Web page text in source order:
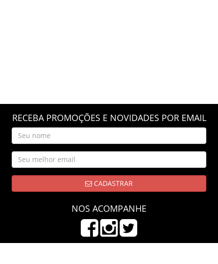
RECEBA PROMOÇÕES E NOVIDADES POR EMAIL
CADASTRAR
NOS ACOMPANHE